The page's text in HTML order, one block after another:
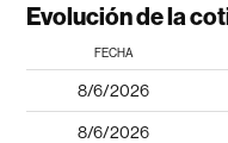
Evolución de la
FECHA
8/6/2026
8/6/2026